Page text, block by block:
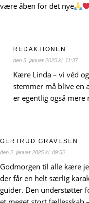
være åben for det nye
REDAKTIONEN
den 5. januar 2025 kl. 11:37
Kære Linda – vi véd
stemmer må blive en
er egentlig også
GERTRUD GRAVESEN
den 2. januar 2025 kl. 09:52
Godmorgen til alle kære
der får en helt særlig
guider. Den understøtter